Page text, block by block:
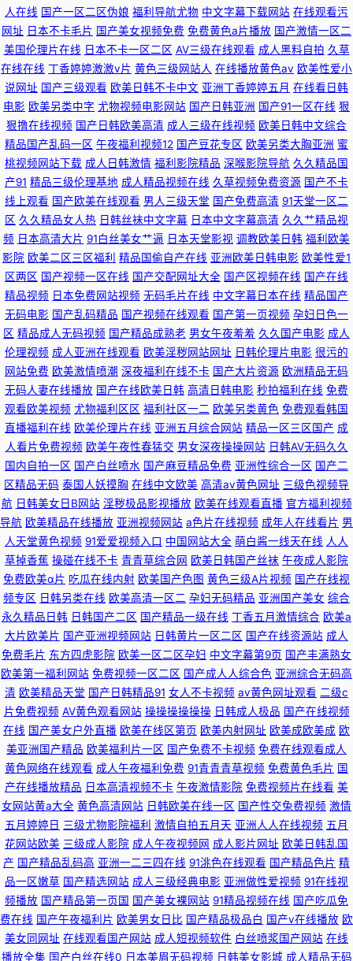
人在线 国产一区二区伪娘 福利导航尤物 中文字幕下载网站 在线观看污
网址 日本不卡毛片 国产美女视频免费 免费黄色a片播放 国产激情一区二
美国伦理片在线 日本不卡一区二区 AV三级在线观看 成人黑料自拍 久草
在线在线 丁香婷婷激激v片 黄色三级网站人 在线播放黄色av 欧美性爱小
说网址 国产三级观看 欧美日韩不卡中文 亚洲丁香婷婷五月 在线看日韩
电影 欧美另类中字 尤物视频电影网站 国产日韩亚洲 国产91一区在线 狠
狠撸在线视频 国产日韩欧美高清 成人三级在线视频 欧美日韩中文综合
精品国产乱码一区 午夜福利视频12 国产豆花专区 欧美另类大胸亚洲 蜜
桃视频网站下载 成人日韩激情 福利影院精品 深喉影院导航 久久精品国
产91 精品三级伦理基地 成人精品视频在线 久草视频免费资源 国产不卡
线上观看 国产欧美在线观看 男人三级天堂 国产免费高清 91天堂一区二
区 久久精品女人热 日韩丝袜中文字幕 日本中文字幕高清 久久艹精品视
频 日本高清大片 91白丝美女艹逼 日本天堂影视 调教欧美日韩 福利欧美
影院 欧美二区三区福利 精品国偷自产在线 亚洲欧美日韩电影 欧美性爱1
区两区 国产视频一区在线 国产交配网址大全 国产区视频在线 国产在线
精品视频 日本免费网站视频 无码毛片在线 中文字幕日本在线 精品国产
无码电影 国产乱码精品 国产视频在线观看 国产第一页视频 孕妇日色一
区 精品成人无码视频 国产精品成熟老 男女午夜羞羞 久久国产电影 成人
伦理视频 成人亚洲在线观看 欧美淫秽网站网址 日韩伦理片电影 很污的
网站免费 欧美激情喷潮 深夜福利在线不卡 国产大片资源 欧洲精品无码
无码人妻在线播放 国产在线欧美日韩 高清日韩电影 秒拍福利在线 免费
观看欧美视频 尤物福利区区 福利社区一二 欧美另类黄色 免费观看韩国
直播福利在线 欧美伦理片在线 亚洲五月综合网站 精品一区三区国产 成
人看片免费视频 欧美午夜性春猛交 男女深夜操操网站 日韩AV无码久久
国内自拍一区 国产白丝喷水 国产麻豆精品免费 亚洲性综合一区 国产二
区精品无码 泰国人妖摸胸 在线中文欧美 高清av黄色网址 三级色视频导
航 日韩美女日B网站 淫秽极品影视播放 欧美在线观看直播 官方福利视频
导航 欧美精品在线播放 亚洲视频网站 a色片在线视频 成年人在线看片 男
人天堂黄色视频 91爱爱视频入口 中国网站大全 萌白酱一线天在线 人人
草掉香蕉 操碰在线不卡 青青草综合网 欧美日韩国产丝袜 午夜成人影院
免费欧美α片 吃瓜在线内射 欧美国产色图 黄色三级A片视频 国产在线视
频专区 日韩另类在线 欧美高清一区二 孕妇无码精品 亚洲国产美女 综合
永久精品日韩 日韩国产二区 国产精品一级在线 丁香五月激情综合 欧美a
大片欧美片 国产亚洲视频网站 日韩黄片一区二区 国产在线资源站 成人
免费毛片 东方四虎影院 欧美一区二区孕妇 中文字幕第9页 国产丰满熟女
欧美第一福利网站 免费视频一区二区 国产成人人综合色 亚洲综合无码高
清 欧美精品天堂 国产日韩精品91 女人不卡视频 av黄色网址观看 二级c
片免费视频 AV黄色观看网站 操操操操操操 日韩成人极品 国产在线视频
在线 国产美女户外直播 欧美在线区第页 欧美内射网址 欧美成欧美成 欧
美亚洲国产精品 欧美福利片一区 国产免费不卡视频 免费在线观看成人
黄色网络在线观看 成人午夜福利免费 91青青青草视频 免费黄色毛片 国
产在线播放精品 日本高清视频不卡 午夜激情影院 免费视频片在线看 美
女网站黄a大全 黄色高清网站 日韩欧美在线一区 国产性交兔费视频 激情
五月婷婷日 三级尤物影院福利 激情自拍五月天 亚洲人人在线视频 五月
花网站欧美 三级成人影院 成人午夜视频网 成人影片网址 欧美日韩乱国
产 国产精品乱码高 亚洲一二三四在线 91洮色在线观看 国产精品色片 精
品一区嫩草 国产精选网站 成人三级经典电影 亚洲做性爱视频 91在线视
频播放 国产精品第一页国 国产美女裸网站 91精品视频在线 国产吃瓜免
费在线 国产午夜福利片 欧美男女日比 国产精品极品白 国产v在线播放 欧
美女同网址 在线观看国产网站 成人短视频软件 白丝喷浆国产网站 在线
播放全集 国产白丝在线0 日本美眉无码视频 日韩美女影城 成人精品无码